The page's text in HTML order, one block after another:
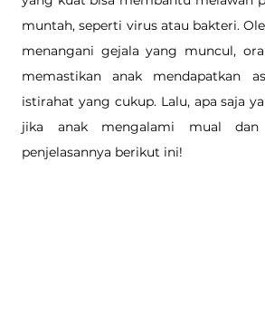
muntah, seperti virus atau bakteri.
menangani gejala yang muncul,
memastikan anak mendapatkan
istirahat yang cukup. Lalu, apa saja
jika anak mengalami mual dan
penjelasannya berikut ini!